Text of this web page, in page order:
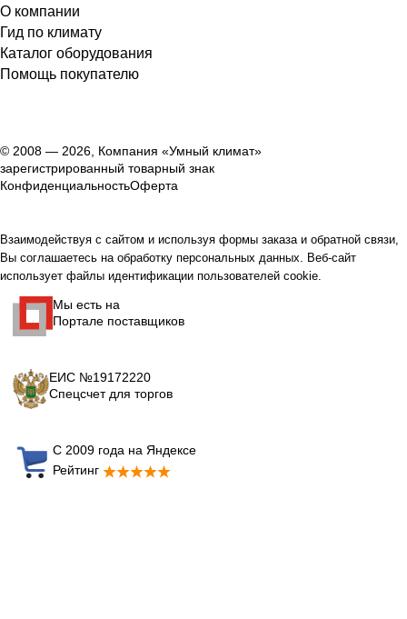
О компании
Гид по климату
Каталог оборудования
Помощь покупателю
© 2008 — 2026, Компания «Умный климат»
зарегистрированный товарный знак
КонфиденциальностьОферта
Взаимодействуя с сайтом и используя формы заказа и обратной связи,
Вы соглашаетесь на обработку персональных данных. Веб-сайт
использует файлы идентификации пользователей cookie.
Мы есть на
Портале поставщиков
ЕИС №19172220
Спецсчет для торгов
С 2009 года на Яндексе
Рейтинг